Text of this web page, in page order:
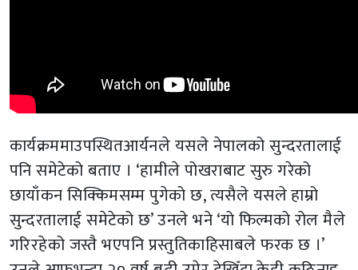
कार्यक्रममाउपस्थितआर्यनले यसले नेपालको सुन्दरतालाई
पनि समेटेको बताए । ‘हामीले पोखराबाट सुरु गरेको
छायाँकन सिक्किमसम्म पुगेको छ, त्यसैले यसले हाम्रो
सुन्दरतालाई समेटेको छ’ उनले भने ‘यो फिल्मको रोल मैले
गरिरहेको जस्तै भएपनि प्रस्तुतिकाहिसाबले फरक छ ।’